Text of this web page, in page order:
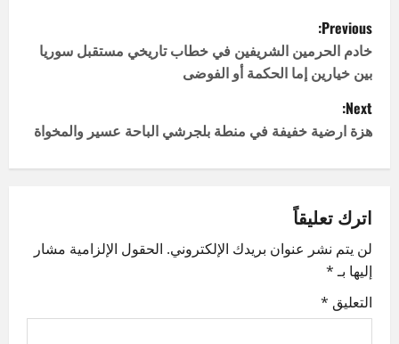
P
o
s
t
n
a
v
i
g
Previous:
خادم الحرمين الشريفين في خطاب تاريخي مستقبل سوريا
بين خيارين إما الحكمة أو الفوضى
Next:
هزة ارضية خفيفة في منطة بلجرشي الباحة عسير والمخواة
اترك تعليقاً
لن يتم نشر عنوان بريدك الإلكتروني. الحقول الإلزامية مشار
إليها بـ*
التعليق *